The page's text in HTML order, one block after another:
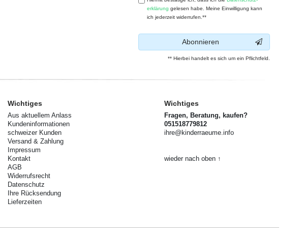
erklärung gelesen habe. Meine Einwilligung kann
ich jederzeit widerrufen.**
Abonnieren
** Hierbei handelt es sich um ein Pflichtfeld.
Wichtiges
Aus aktuellem Anlass
Kundeninformationen
schweizer Kunden
Versand & Zahlung
Impressum
Kontakt
AGB
Widerrufsrecht
Datenschutz
Ihre Rücksendung
Lieferzeiten
Wichtiges
Fragen, Beratung, kaufen?
051518779812
ihre@kinderraeume.info
wieder nach oben ↑